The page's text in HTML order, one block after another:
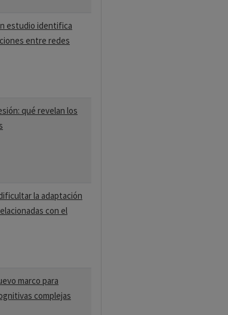
estudio identifica
entre redes
qué revelan los
la adaptación
con el
marco para
complejas